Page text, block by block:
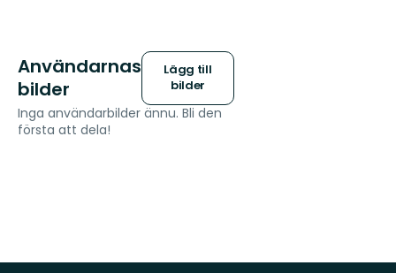
Användarnas
bilder
Lägg till
bilder
Inga användarbilder ännu. Bli den
första att dela!